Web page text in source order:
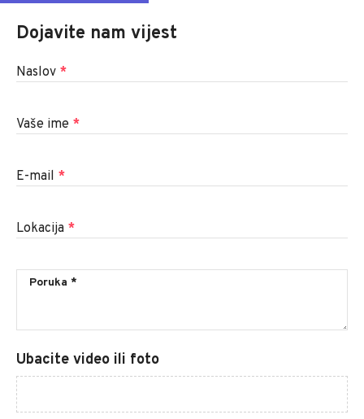
Dojavite nam vijest
Naslov *
Vaše ime *
E-mail *
Lokacija *
Ubacite video ili foto